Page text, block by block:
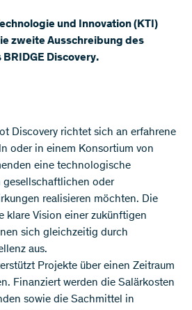
und Innovation (KTI)
zweite Ausschreibung des
Discovery.
Discovery richtet sich an erfahrene
oder in einem Konsortium von
eine technologische
gesellschaftlichen oder
realisieren möchten. Die
klare Vision einer zukünftigen
sich gleichzeitig durch
aus.
Projekte über einen Zeitraum
Finanziert werden die Salärkosten
sowie die Sachmittel in